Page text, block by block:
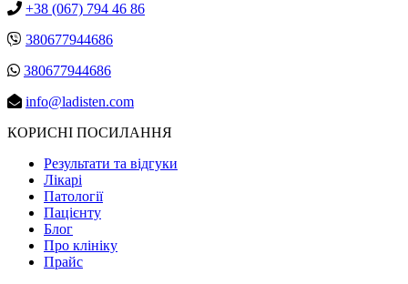
+38 (067) 794 46 86
380677944686
380677944686
info@ladisten.com
КОРИСНІ ПОСИЛАННЯ
Результати та відгуки
Лікарі
Патології
Пацієнту
Блог
Про клініку
Прайс